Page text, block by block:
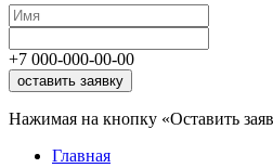
+7 000-000-00-00
оставить заявку
Нажимая на кнопку «Оставить
Главная